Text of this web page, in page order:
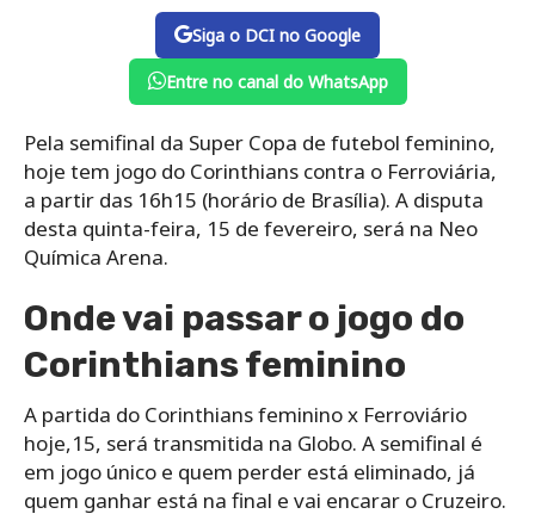
Siga o DCI no Google
Entre no canal do WhatsApp
Pela semifinal da Super Copa de futebol feminino,
hoje tem jogo do Corinthians contra o Ferroviária,
a partir das 16h15 (horário de Brasília). A disputa
desta quinta-feira, 15 de fevereiro, será na Neo
Química Arena.
Onde vai passar o jogo do
Corinthians feminino
A partida do Corinthians feminino x Ferroviário
hoje,15, será transmitida na Globo. A semifinal é
em jogo único e quem perder está eliminado, já
quem ganhar está na final e vai encarar o Cruzeiro.